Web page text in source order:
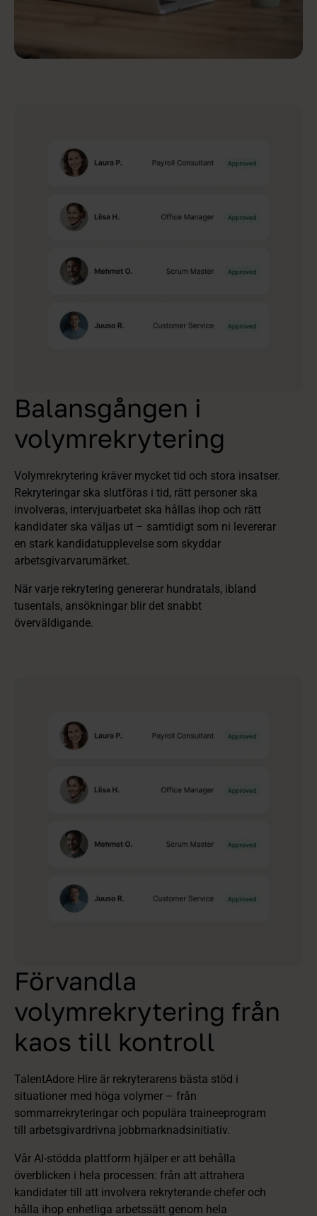
Balansgången i
volymrekrytering
Volymrekrytering kräver mycket tid och stora insatser.
Rekryteringar ska slutföras i tid, rätt personer ska
involveras, intervjuarbetet ska hållas ihop och rätt
kandidater ska väljas ut – samtidigt som ni levererar
en stark kandidatupplevelse som skyddar
arbetsgivarvarumärket.
När varje rekrytering genererar hundratals, ibland
tusentals, ansökningar blir det snabbt
överväldigande.
Förvandla
volymrekrytering från
kaos till kontroll
TalentAdore Hire är rekryterarens bästa stöd i
situationer med höga volymer – från
sommarrekryteringar och populära traineeprogram
till arbetsgivardrivna jobbmarknadsinitiativ.
Vår AI-stödda plattform hjälper er att behålla
överblicken i hela processen: från att attrahera
kandidater till att involvera rekryterande chefer och
hålla ihop enhetliga arbetssätt genom hela